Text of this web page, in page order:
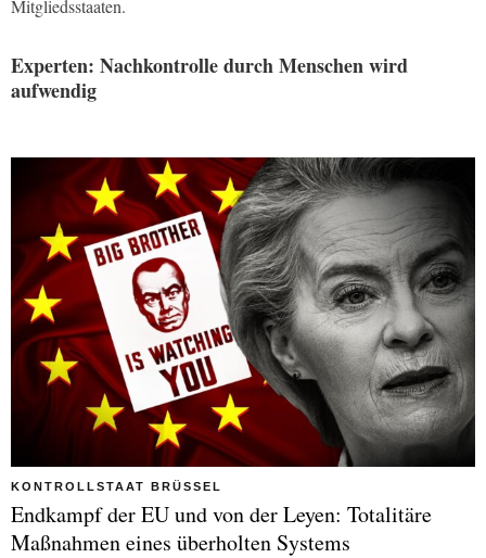
Mitgliedsstaaten.
Experten: Nachkontrolle durch Menschen wird
aufwendig
KONTROLLSTAAT BRÜSSEL
Endkampf der EU und von der Leyen: Totalitäre
Maßnahmen eines überholten Systems